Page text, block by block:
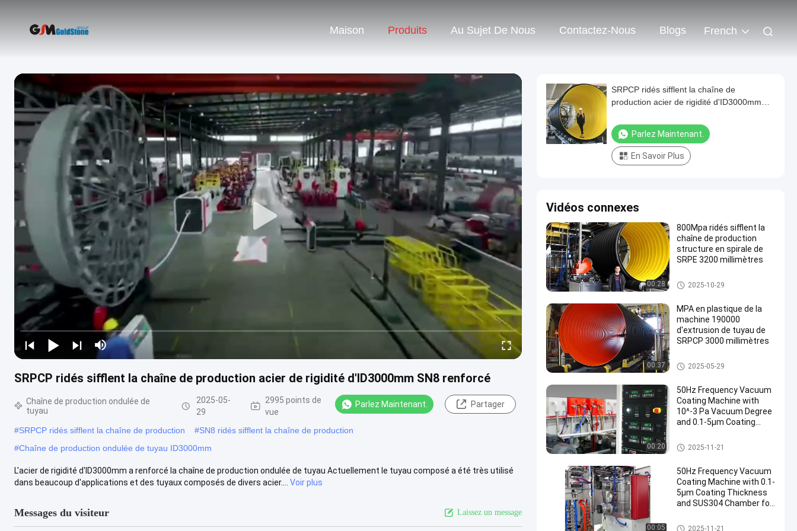
Maison Produits Au Sujet De Nous Contactez-Nous Blogs French
SRPCP ridés sifflent la chaîne de production acier de rigidité d'ID3000mm SN8 renforcé
Chaîne de production ondulée de
tuyau
2025-05-
29
2995 points de
vue
Parlez Maintenant. Partager
#SRPCP ridés sifflent la chaîne de production #SN8 ridés sifflent la chaîne de production
#Chaîne de production ondulée de tuyau ID3000mm
L'acier de rigidité d'ID3000mm a renforcé la chaîne de production ondulée de tuyau Actuellement le tuyau composé a été très utilisé
dans beaucoup d'applications et des tuyaux composés de divers acier....
Voir plus
Messages du visiteur Laissez un message
SRPCP ridés sifflent la chaîne de
production acier de rigidité d'ID3000mm
Parlez Maintenant.
En Savoir Plus
Vidéos connexes
00:28
800Mpa ridés sifflent la
chaîne de production
structure en spirale de
SRPE 3200 millimètres
Chaîne de production ondulée
de tuyau
2025-10-29
00:37
MPA en plastique de la
machine 190000
d'extrusion de tuyau de
SRPCP 3000 millimètres
Chaîne de production ondulée
de tuyau
2025-05-29
00:20
50Hz Frequency Vacuum
Coating Machine with
10^-3 Pa Vacuum Degree
and 0.1-5μm Coating
Machine de métallisation sou
s vide
2025-11-21
00:05
50Hz Frequency Vacuum
Coating Machine with 0.1-
5μm Coating Thickness
and SUS304 Chamber for
Machine de métallisation sou
2025-11-21